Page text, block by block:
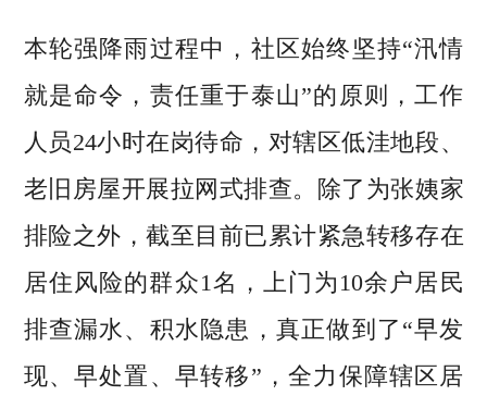
本轮强降雨过程中，社区始终坚持“汛情
就是命令，责任重于泰山”的原则，工作
人员24小时在岗待命，对辖区低洼地段、
老旧房屋开展拉网式排查。除了为张姨家
排险之外，截至目前已累计紧急转移存在
居住风险的群众1名，上门为10余户居民
排查漏水、积水隐患，真正做到了“早发
现、早处置、早转移”，全力保障辖区居